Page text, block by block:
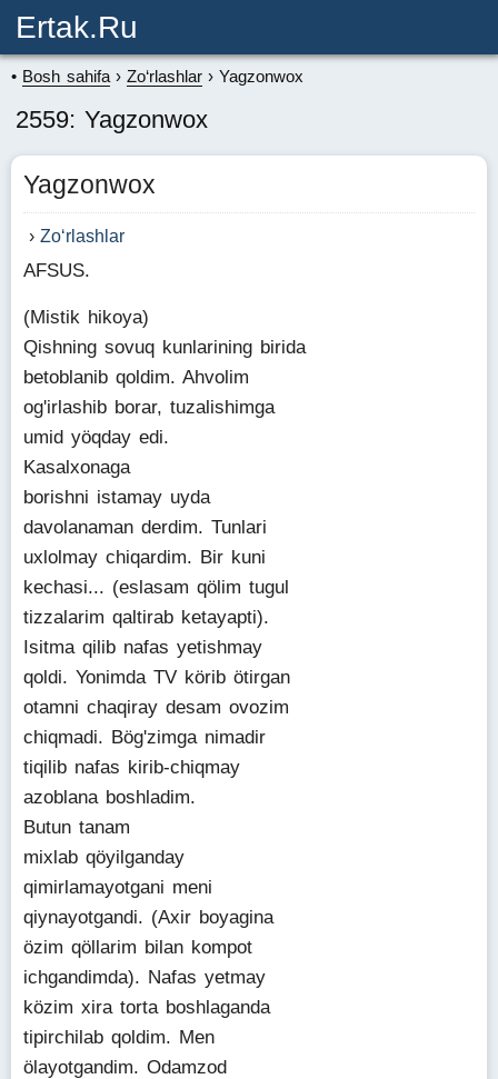
Ertak.ru
Bosh sahifa Zo‘rlashlar Yagzonwox
2559: Yagzonwox
Yagzonwox
Zo‘rlashlar
AFSUS.
(Mistik hikoya)
Qishning sovuq kunlarining birida
betoblanib qoldim. Ahvolim
og'irlashib borar, tuzalishimga
umid yöqday edi.
Kasalxonaga
borishni istamay uyda
davolanaman derdim. Tunlari
uxlolmay chiqardim. Bir kuni
kechasi... (eslasam qölim tugul
tizzalarim qaltirab ketayapti).
Isitma qilib nafas yetishmay
qoldi. Yonimda TV körib ötirgan
otamni chaqiray desam ovozim
chiqmadi. Bög'zimga nimadir
tiqilib nafas kirib-chiqmay
azoblana boshladim.
Butun tanam
mixlab qöyilganday
qimirlamayotgani meni
qiynayotgandi. (Axir boyagina
özim qöllarim bilan kompot
ichgandimda). Nafas yetmay
közim xira torta boshlaganda
tipirchilab qoldim. Men
ölayotgandim. Odamzod